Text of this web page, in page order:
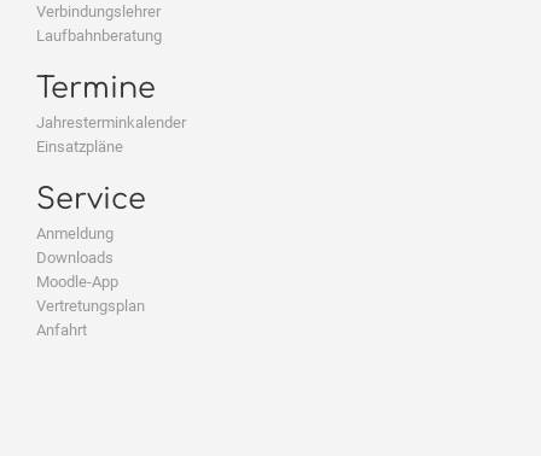
Verbindungslehrer
Laufbahnberatung
Termine
Jahresterminkalender
Einsatzpläne
Service
Anmeldung
Downloads
Moodle-App
Vertretungsplan
Anfahrt